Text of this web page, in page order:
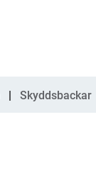
Skyddsbackar